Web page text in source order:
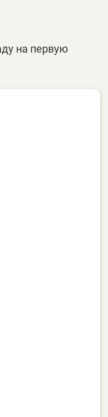
на первую